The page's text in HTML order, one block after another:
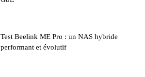
Test Beelink ME Pro : un NAS hybride
performant et évolutif